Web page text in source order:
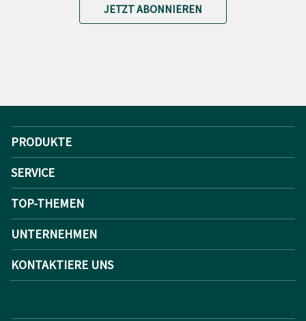
JETZT ABONNIEREN
PRODUKTE
SERVICE
TOP-THEMEN
UNTERNEHMEN
KONTAKTIERE UNS